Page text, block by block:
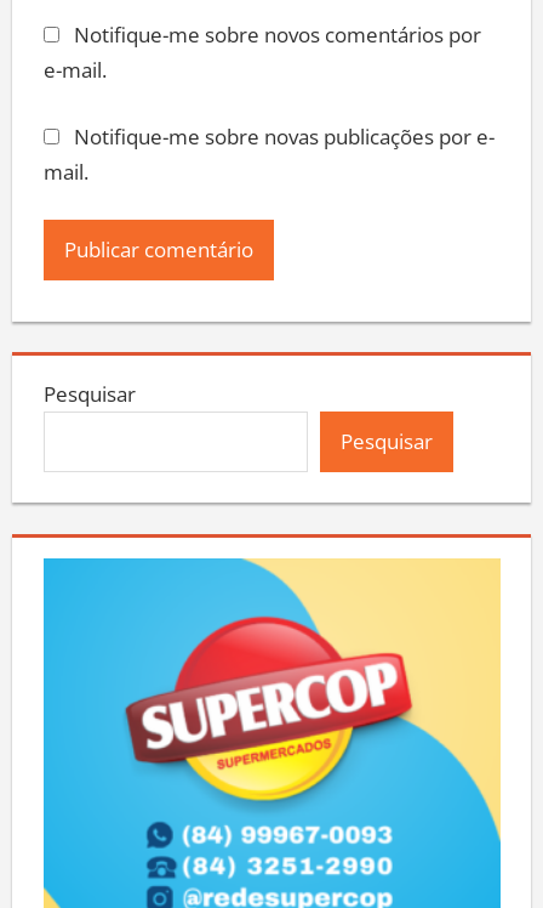
Notifique-me sobre novos comentários por
e-mail.
Notifique-me sobre novas publicações por e-
mail.
Pesquisar
Pesquisar